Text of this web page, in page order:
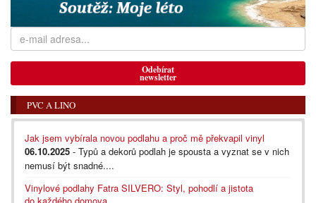
Odebírat
newsletter
PVC A LINO
Jak jsem vybírala novou podlahu a proč mě překvapil vinyl
06.10.2025 - Typů a dekorů podlah je spousta a vyznat se v nich
nemusí být snadné....
Vinylové podlahy Fatra SILVERO: Styl, pohodlí a jistota